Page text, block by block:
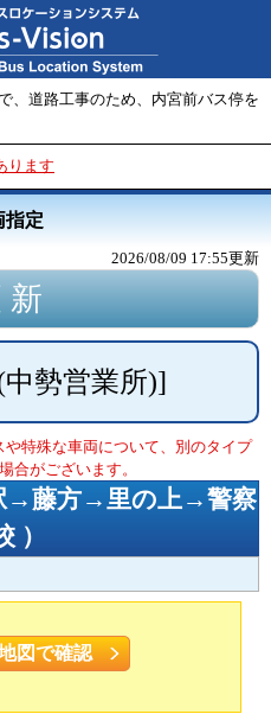
、道路工事のため、内宮前バス停を
ります
指定
2026/08/09 17:55更新
勢営業所)]
特殊な車両について、別のタイプ
合がございます。
→藤方→里の上→警察
）
図で確認